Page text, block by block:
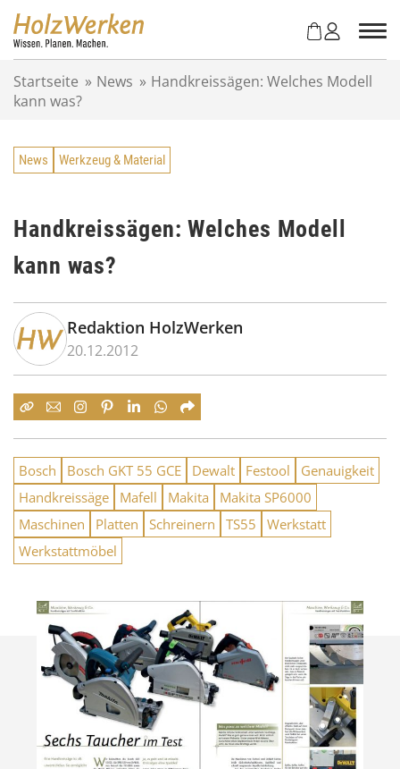
Startseite » News » Handkreissägen: Welches Modell
kann was?
News Werkzeug & Material
Handkreissägen: Welches Modell
kann was?
Redaktion HolzWerken
20.12.2012
Bosch Bosch GKT 55 GCE Dewalt Festool
Genauigkeit
Handkreissäge
Mafell Makita
Makita SP6000
Maschinen
Platten Schreinern TS55
Werkstatt
Werkstattmöbel